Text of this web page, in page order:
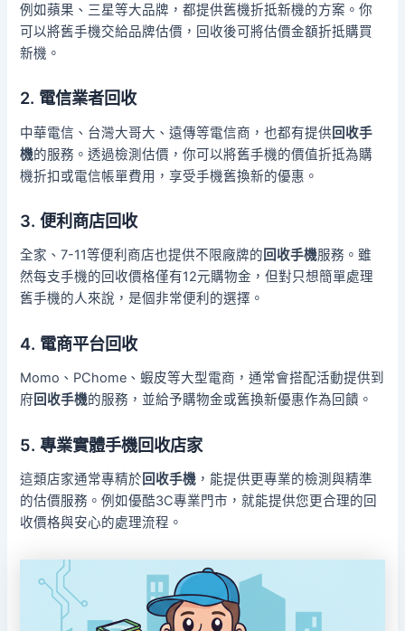
例如蘋果、三星等大品牌，都提供舊機折抵新機的方案。你
可以將舊手機交給品牌估價，回收後可將估價金額折抵購買
新機。
2. 電信業者回收
中華電信、台灣大哥大、遠傳等電信商，也都有提供 回收手
機的服務。透過檢測估價，你可以將舊手機的價值折抵為購
機折扣或電信帳單費用，享受手機舊換新的優惠。
3. 便利商店回收
全家、7-11等便利商店也提供不限廠牌的 回收手機服務。雖
然每支手機的回收價格僅有12元購物金，但對只想簡單處理
舊手機的人來說，是個非常便利的選擇。
4. 電商平台回收
Momo、PChome、蝦皮等大型電商，通常會搭配活動提供到
府 回收手機的服務，並給予購物金或舊換新優惠作為回饋。
5. 專業實體手機回收店家
這類店家通常專精於 回收手機 ，能提供更專業的檢測與精準
的估價服務。例如優酷3C專業門市，就能提供您更合理的回
收價格與安心的處理流程。